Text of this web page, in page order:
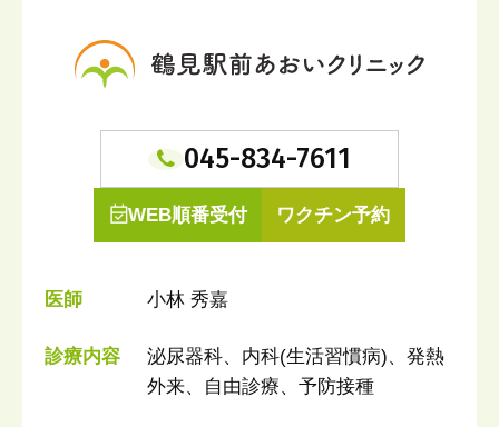
045-834-7611
WEB順番受付 ワクチン予約
医師 小林 秀嘉
診療内容
泌尿器科、内科(生活習慣病)、発熱
外来、自由診療、予防接種